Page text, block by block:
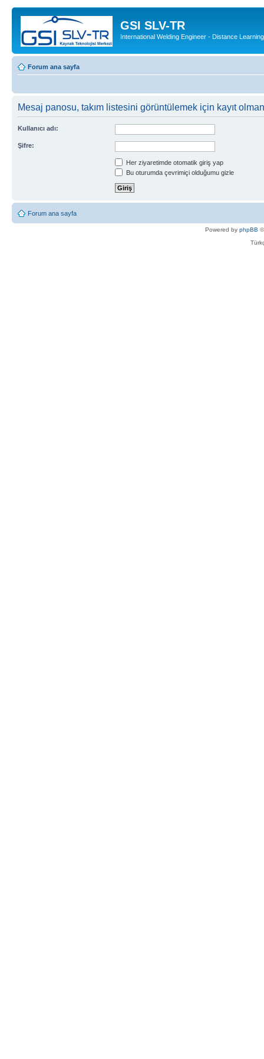
GSI SLV-TR
International Welding Engineer - Distance Learning
Forum ana sayfa
Mesaj panosu, takım listesini görüntülemek için kayıt
Kullanıcı adı:
Şifre:
Her ziyaretimde otomatik giriş yap
Bu oturumda çevrimiçi olduğumu gizle
Forum ana sayfa
Powered by phpBB